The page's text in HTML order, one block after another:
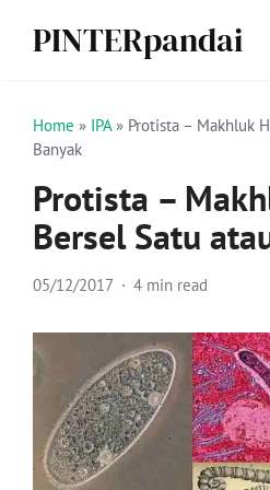
PINTERpandai
Home » IPA» Protista – Makhluk
Banyak
Protista –
Bersel Satu
05/12/2017 4 min read